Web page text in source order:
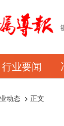
行业要闻
动态 > 正文